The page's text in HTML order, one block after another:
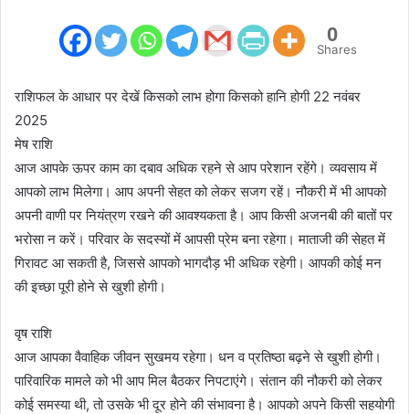
0
Shares
राशिफल के आधार पर देखें किसको लाभ होगा किसको हानि होगी 22 नवंबर
2025
मेष राशि
आज आपके ऊपर काम का दबाव अधिक रहने से आप परेशान रहेंगे। व्यवसाय में
आपको लाभ मिलेगा। आप अपनी सेहत को लेकर सजग रहें। नौकरी में भी आपको
अपनी वाणी पर नियंत्रण रखने की आवश्यकता है। आप किसी अजनबी की बातों पर
भरोसा न करें। परिवार के सदस्यों में आपसी प्रेम बना रहेगा। माताजी की सेहत में
गिरावट आ सकती है, जिससे आपको भागदौड़ भी अधिक रहेगी। आपकी कोई मन
की इच्छा पूरी होने से खुशी होगी।
वृष राशि
आज आपका वैवाहिक जीवन सुखमय रहेगा। धन व प्रतिष्ठा बढ़ने से खुशी होगी।
पारिवारिक मामले को भी आप मिल बैठकर निपटाएंगे। संतान की नौकरी को लेकर
कोई समस्या थी, तो उसके भी दूर होने की संभावना है। आपको अपने किसी सहयोगी